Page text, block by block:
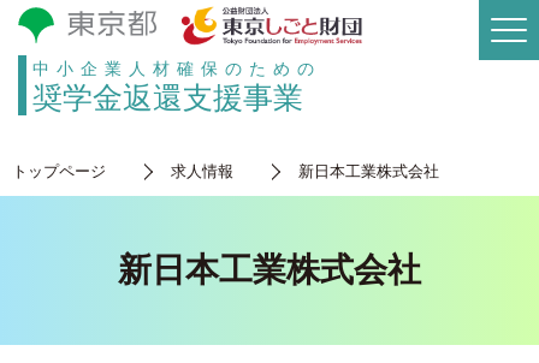
中小企業人材確保のための
奨学金返還支援事業
トップページ 求人情報 新日本工業株式会社
新日本工業株式会社